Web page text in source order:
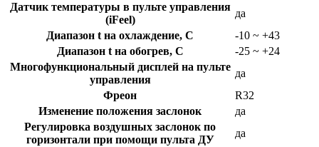
Датчик температуры в пульте управления
(iFeel)
да
Диапазон t на охлаждение, C
-10 ~ +43
Диапазон t на обогрев, C
-25 ~ +24
Многофункциональный дисплей на пульте
управления
да
Фреон
R32
Изменение положения заслонок
да
Регулировка воздушных заслонок по
горизонтали при помощи пульта ДУ
да